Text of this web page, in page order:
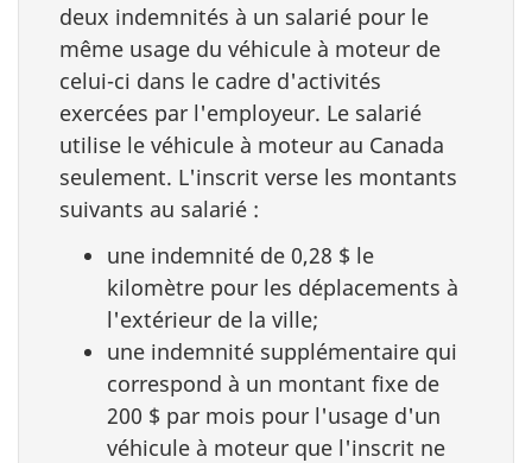
deux indemnités à un salarié pour le
même usage du véhicule à moteur de
celui-ci dans le cadre d'activités
exercées par l'employeur. Le salarié
utilise le véhicule à moteur au Canada
seulement. L'inscrit verse les montants
suivants au salarié :
une indemnité de 0,28 $ le
kilomètre pour les déplacements à
l'extérieur de la ville;
une indemnité supplémentaire qui
correspond à un montant fixe de
200 $ par mois pour l'usage d'un
véhicule à moteur que l'inscrit ne